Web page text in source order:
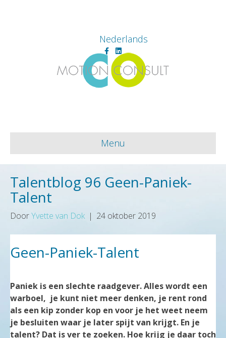
Nederlands
Facebook
Linkedin
Menu
Talentblog 96 Geen-Paniek-
Talent
DoorYvette van Dok | 24 oktober 2019
Geen-Paniek-Talent
Paniek is een slechte raadgever. Alles wordt een
warboel, je kunt niet meer denken, je rent rond
als een kip zonder kop en voor je het weet neem
je besluiten waar je later spijt van krijgt. En je
talent? Dat is ver te zoeken. Hoe krijg je daar toch